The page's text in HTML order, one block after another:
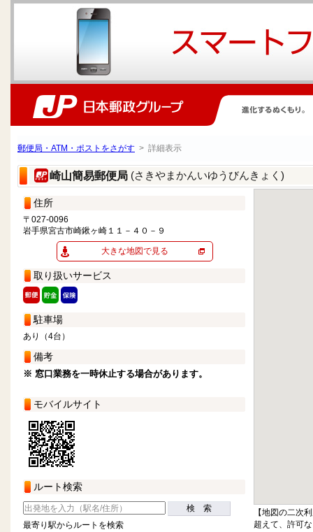
郵便局・ATM・ポストをさがす > 詳細表示
崎山簡易郵便局 (さきやまかんいゆうびんきょく)
住所
〒027-0096
岩手県宮古市崎鍬ヶ崎１１－４０－９
大きな地図で見る
取り扱いサービス
駐車場
あり（4台）
備考
※ 窓口業務を一時休止する場合があります。
モバイルサイト
ルート検索
検 索
最寄り駅からルートを検索
【地図の二次
超えて、許可